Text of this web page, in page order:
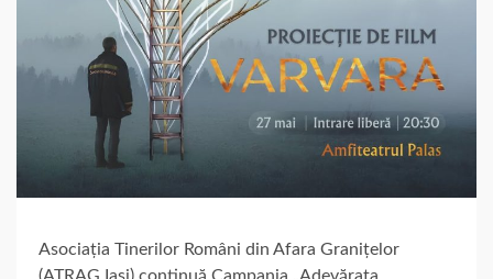
Asociația Tinerilor Români din Afara Granițelor